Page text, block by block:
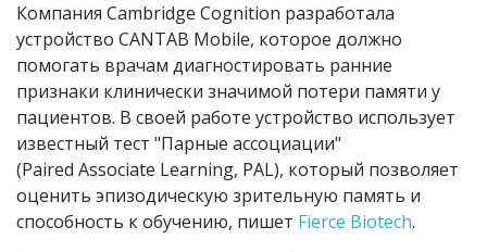
Компания Cambridge Cognition разработала
устройство CANTAB Mobile, которое должно
помогать врачам диагностировать ранние
признаки клинически значимой потери памяти у
пациентов. В своей работе устройство использует
известный тест "Парные ассоциации"
(Paired Associate Learning, PAL), который позволяет
оценить эпизодическую зрительную память и
способность к обучению, пишет Fierce Biotech.